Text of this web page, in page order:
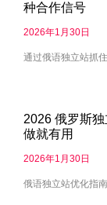
种合作信号
2026年1月30日
通过俄语独立站抓
2026 俄罗斯
做就有用
2026年1月30日
俄语独立站优化指